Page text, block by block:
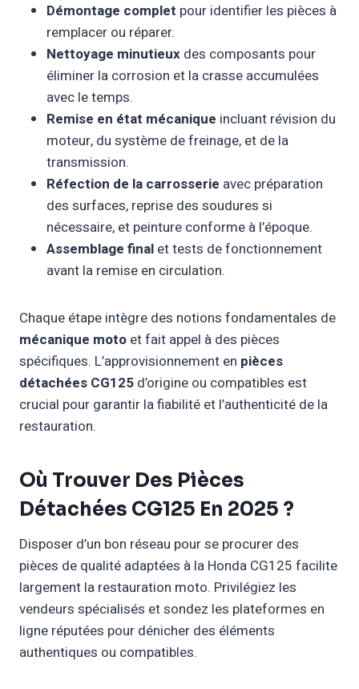
Démontage complet pour identifier les pièces à
remplacer ou réparer.
Nettoyage minutieux des composants pour
éliminer la corrosion et la crasse accumulées
avec le temps.
Remise en état mécanique incluant révision du
moteur, du système de freinage, et de la
transmission.
Réfection de la carrosserie avec préparation
des surfaces, reprise des soudures si
nécessaire, et peinture conforme à l’époque.
Assemblage final et tests de fonctionnement
avant la remise en circulation.
Chaque étape intègre des notions fondamentales de
mécanique moto et fait appel à des pièces
spécifiques. L’approvisionnement en pièces
détachées CG125 d’origine ou compatibles est
crucial pour garantir la fiabilité et l’authenticité de la
restauration.
Où Trouver Des Pièces
Détachées CG125 En 2025 ?
Disposer d’un bon réseau pour se procurer des
pièces de qualité adaptées à la Honda CG125 facilite
largement la restauration moto. Privilégiez les
vendeurs spécialisés et sondez les plateformes en
ligne réputées pour dénicher des éléments
authentiques ou compatibles.